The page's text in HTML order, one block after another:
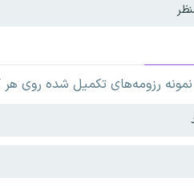
رزومه‌های تکمیل شده روی هر